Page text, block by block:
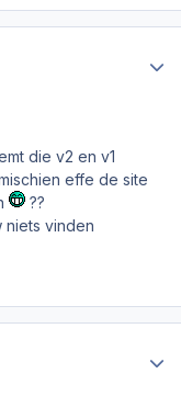
die v2 en v1
effe de site
??
vinden